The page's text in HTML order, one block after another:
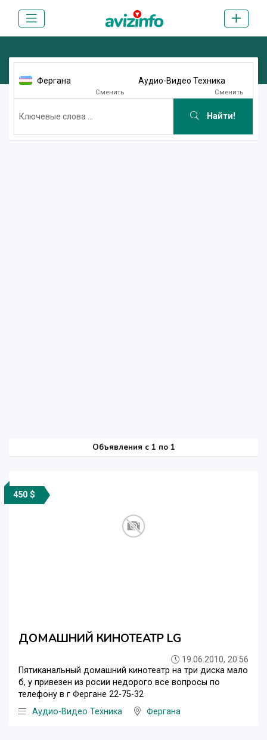
Фергана
Сменить
Аудио-Видео Техника
Сменить
Найти!
Объявления c 1 по 1
450 $
ДОМАШНИЙ КИНОТЕАТР LG
19.06.2010, 20:56
Пятиканальный домашний кинотеатр на три диска мало
б, у привезен из росии недорого все вопросы по
телефону в г Фергане 22-75-32
Аудио-Видео Техника
Фергана